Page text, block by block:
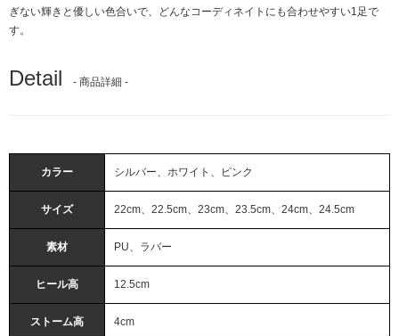
ぎない輝きと優しい色合いで、どんなコーディネイトにも合わせやすい1足で
す。
Detail - 商品詳細 -
カラー シルバー、ホワイト、ピンク
サイズ 22cm、22.5cm、23cm、23.5cm、24cm、24.5cm
素材 PU、ラバー
ヒール高 12.5cm
ストーム高 4cm